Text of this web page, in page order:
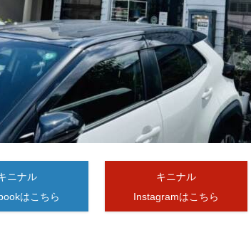
ニナル
はこちら
キニナル
Instagramはこちら